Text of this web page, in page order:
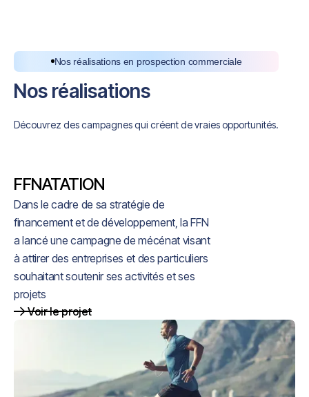
Nos réalisations en prospection commerciale
Nos réalisations
Découvrez des campagnes qui créent de vraies opportunités.
FFNATATION
Dans le cadre de sa stratégie de
financement et de développement, la FFN
a lancé une campagne de mécénat visant
à attirer des entreprises et des particuliers
souhaitant soutenir ses activités et ses
projets
Voir le projet